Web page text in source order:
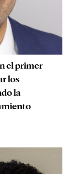
el primer
los
la